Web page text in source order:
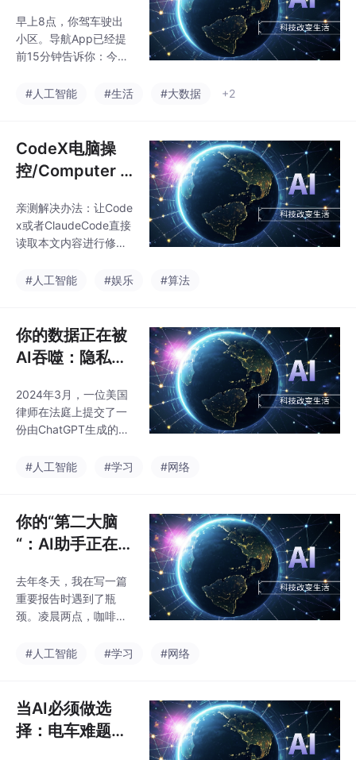
我会带你回顾AI发展的
关键脉络，分析当下的
技术拐点，并尝试描绘
景。无论你是科技从业
你对AI有更清晰的认知
——以
早上8点，你驾车驶出
小区。导航App已经提
前15分钟告诉你：今天
分钟——因为AI预测到
线。到达公司楼下，停
车场的闸机在你靠近时
自动抬起——摄像头在
和授权信息。走进地铁
站，不用刷卡，闸机通
过人脸识别自动扣费。
饭。打开某点评App，
告费用，而是因为它分
析了200
#人工智能 #生活 #大数据 +2
CodeX电脑操
控/Computer u
决方案
亲测解决办法：让Code
x或者ClaudeCode直接
读取本文内容进行修复
CodeX电脑操控/Comp
64，更新之后， Windo
ws应该可以使用 comp
uter use 的插件了，但
不能使用该插件。
#人工智能 #娱乐 #算法
你的数据正在被
AI吞噬：隐私保
2024年3月，一位美国
律师在法庭上提交了一
份由ChatGPT生成的书
用了多个"判例"，然而
造出来的假案例。这起
事件震惊了法律界，但
也揭示了AI时代一个更
如此流畅地模拟真实
时，我们还能相信屏幕
那端的一切吗？
#人工智能 #学习 #网络
你的“第二大脑
“：AI助手正在重
去年冬天，我在写一篇
重要报告时遇到了瓶
颈。凌晨两点，咖啡凉
几行字。老板明天就
#人工智能 #学习 #网络
当AI必须做选
择：电车难题的